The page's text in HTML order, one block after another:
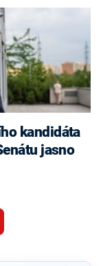
kandidáta
jasno